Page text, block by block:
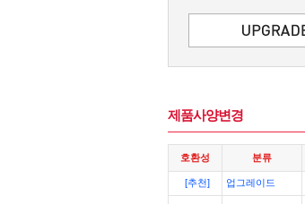
제품사양변경
호환성 분류
[추천] 업그레이드